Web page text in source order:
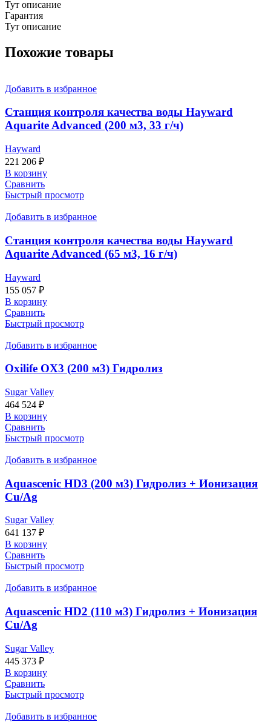
Тут описание
Гарантия
Тут описание
Похожие товары
Добавить в избранное
Станция контроля качества воды Hayward
Aquarite Advanced (200 м3, 33 г/ч)
Hayward
221 206 ₽
В корзину
Сравнить
Быстрый просмотр
Добавить в избранное
Станция контроля качества воды Hayward
Aquarite Advanced (65 м3, 16 г/ч)
Hayward
155 057 ₽
В корзину
Сравнить
Быстрый просмотр
Добавить в избранное
Oxilife OX3 (200 м3) Гидролиз
Sugar Valley
464 524 ₽
В корзину
Сравнить
Быстрый просмотр
Добавить в избранное
Aquascenic HD3 (200 м3) Гидролиз + Ионизация
Cu/Ag
Sugar Valley
641 137 ₽
В корзину
Сравнить
Быстрый просмотр
Добавить в избранное
Aquascenic HD2 (110 м3) Гидролиз + Ионизация
Cu/Ag
Sugar Valley
445 373 ₽
В корзину
Сравнить
Быстрый просмотр
Добавить в избранное